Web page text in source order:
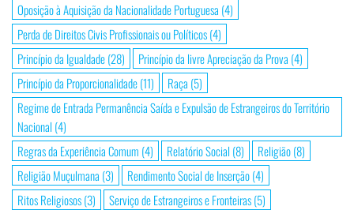
Oposição à Aquisição da Nacionalidade Portuguesa (4)
Perda de Direitos Civis Profissionais ou Políticos(4)
Princípio da Igualdade(28) Princípio da livre Apreciação da Prova (4)
Princípio da Proporcionalidade(11) Raça (5)
Regime de Entrada Permanência Saída e Expulsão de Estrangeiros do Território
Nacional (4)
Regras da Experiência Comum (4) Relatório Social (8) Religião(8)
Religião Muçulmana (3) Rendimento Social de Inserção(4)
Ritos Religiosos(3) Serviço de Estrangeiros e Fronteiras(5)